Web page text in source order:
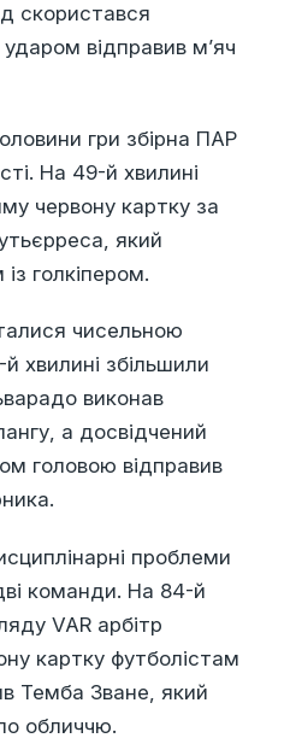
скористався
відправив м’яч
гри збірна ПАР
На 49-й хвилині
червону картку за
який
голкіпером.
чисельною
хвилині збільшили
виконав
а досвідчений
головою відправив
проблеми
команди. На 84-й
VAR арбітр
картку футболістам
Темба Зване, який
обличчю.